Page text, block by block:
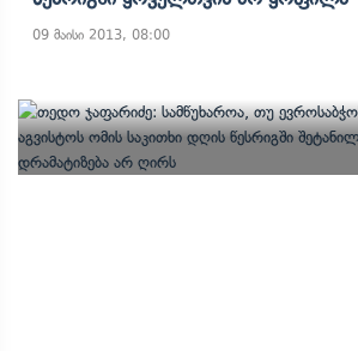
09 მაისი 2013, 08:00